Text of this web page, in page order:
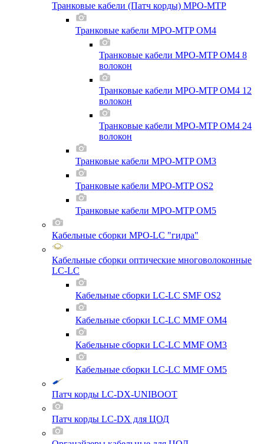
Транковые кабели (Патч корды) MPO-MTP
Транковые кабели MPO-MTP OM4
Транковые кабели MPO-MTP OM4 8
волокон
Транковые кабели MPO-MTP OM4 12
волокон
Транковые кабели MPO-MTP OM4 24
волокон
Транковые кабели MPO-MTP OM3
Транковые кабели MPO-MTP OS2
Транковые кабели MPO-MTP OM5
Кабельные сборки MPO-LC "гидра"
Кабельные сборки оптические многоволоконные
LC-LC
Кабельные сборки LC-LC SMF OS2
Кабельные сборки LC-LC MMF OM4
Кабельные сборки LC-LC MMF OM3
Кабельные сборки LC-LC MMF OM5
Патч корды LC-DX-UNIBOOT
Патч корды LC-DX для ЦОД